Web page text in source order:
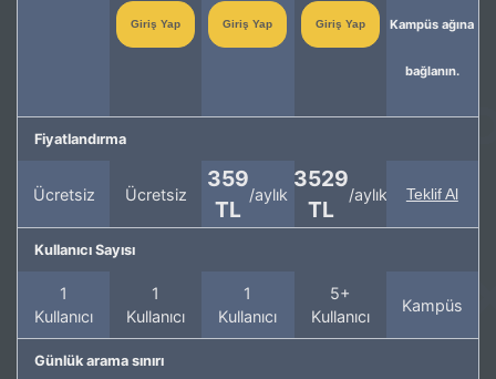
Giriş Yap Giriş Yap Giriş Yap Kampüs ağına
bağlanın.
Fiyatlandırma
Ücretsiz Ücretsiz
359
TL
/aylık
3529
TL
/aylık Teklif Al
Kullanıcı Sayısı
1
Kullanıcı
1
Kullanıcı
1
Kullanıcı
5+
Kullanıcı
Kampüs
Günlük arama sınırı